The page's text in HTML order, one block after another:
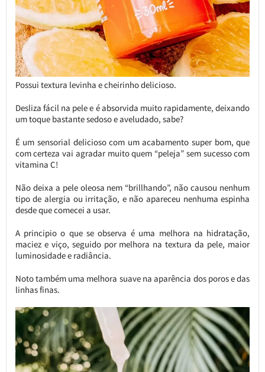
Possui textura levinha e cheirinho delicioso.
Desliza fácil na pele e é absorvida muito rapidamente, deixando
um toque bastante sedoso e aveludado, sabe?
É um sensorial delicioso com um acabamento super bom, que
com certeza vai agradar muito quem “peleja” sem sucesso com
vitamina C!
Não deixa a pele oleosa nem “brillhando”, não causou nenhum
tipo de alergia ou irritação, e não apareceu nenhuma espinha
desde que comecei a usar.
A principio o que se observa é uma melhora na hidratação,
maciez e viço, seguido por melhora na textura da pele, maior
luminosidade e radiância.
Noto também uma melhora suave na aparência dos poros e das
linhas finas.